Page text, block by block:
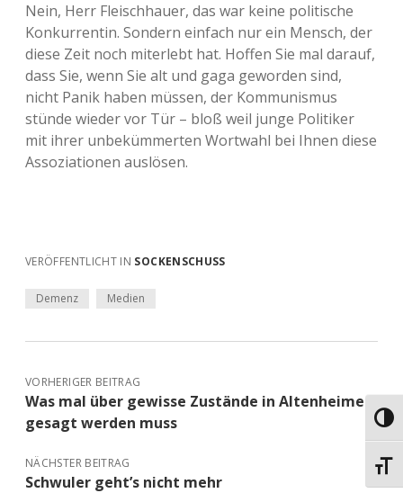
Nein, Herr Fleischhauer, das war keine politische
Konkurrentin. Sondern einfach nur ein Mensch, der
diese Zeit noch miterlebt hat. Hoffen Sie mal darauf,
dass Sie, wenn Sie alt und gaga geworden sind,
nicht Panik haben müssen, der Kommunismus
stünde wieder vor Tür – bloß weil junge Politiker
mit ihrer unbekümmerten Wortwahl bei Ihnen diese
Assoziationen auslösen.
VERÖFFENTLICHT IN SOCKENSCHUSS
Demenz Medien
VORHERIGER BEITRAG
Was mal über gewisse Zustände in Altenheimen
gesagt werden muss
NÄCHSTER BEITRAG
Schwuler geht’s nicht mehr